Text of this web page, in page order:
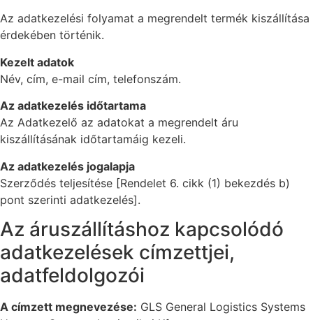
Az adatkezelési folyamat a megrendelt termék kiszállítása
érdekében történik.
Kezelt adatok
Név, cím, e-mail cím, telefonszám.
Az adatkezelés időtartama
Az Adatkezelő az adatokat a megrendelt áru
kiszállításának időtartamáig kezeli.
Az adatkezelés jogalapja
Szerződés teljesítése [Rendelet 6. cikk (1) bekezdés b)
pont szerinti adatkezelés].
Az áruszállításhoz kapcsolódó
adatkezelések címzettjei,
adatfeldolgozói
A címzett megnevezése: GLS General Logistics Systems